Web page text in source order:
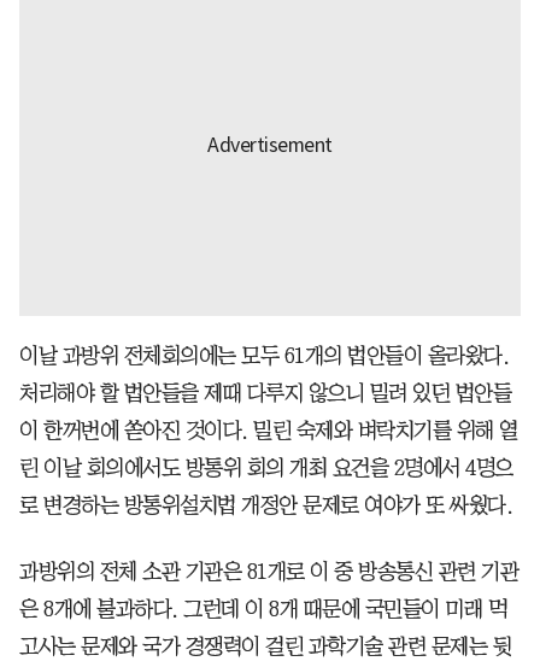
이날 과방위 전체회의에는 모두 61개의 법안들이 올라왔다.
처리해야 할 법안들을 제때 다루지 않으니 밀려 있던 법안들
이 한꺼번에 쏟아진 것이다. 밀린 숙제와 벼락치기를 위해 열
린 이날 회의에서도 방통위 회의 개최 요건을 2명에서 4명으
로 변경하는 방통위설치법 개정안 문제로 여야가 또 싸웠다.
과방위의 전체 소관 기관은 81개로 이 중 방송통신 관련 기관
은 8개에 불과하다. 그런데 이 8개 때문에 국민들이 미래 먹
고사는 문제와 국가 경쟁력이 걸린 과학기술 관련 문제는 뒷